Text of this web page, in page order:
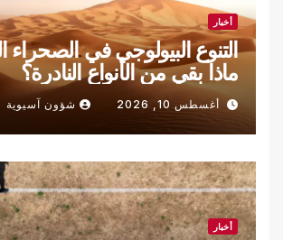
أخبار
التنوع البيولوجي في الصحراء
ماذا بقي من الأنواع النادرة؟
أغسطس 10, 2026 شؤون آسيوية
أخبار